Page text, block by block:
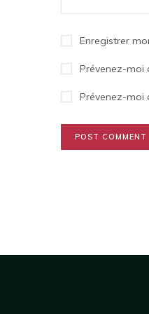
Enregistrer
Prévenez-moi
Prévenez-moi